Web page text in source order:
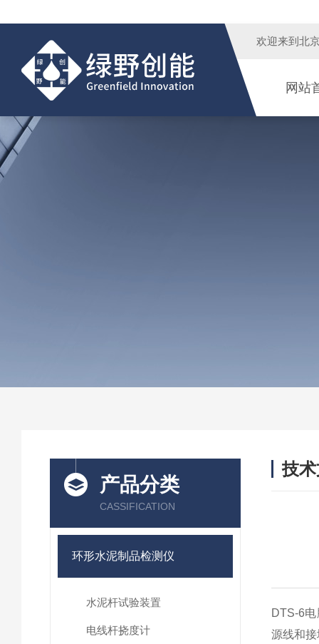
欢迎来到 北
网站
产品分类
CASSIFICATION
环形水泥制品检测仪
水泥杆试验装置
电线杆挠度计
技
DTS-6
源线和